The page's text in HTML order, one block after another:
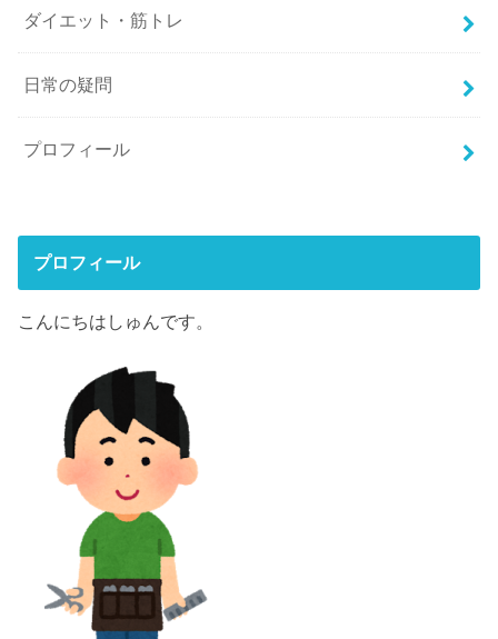
ダイエット・筋トレ
日常の疑問
プロフィール
プロフィール
こんにちはしゅんです。